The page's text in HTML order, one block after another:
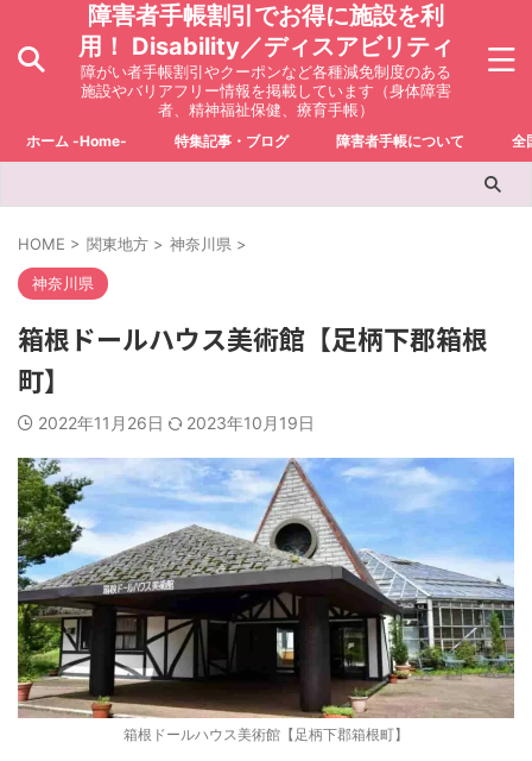
障害者手帳割引でお得に施設を利
用！ Disability／ディスアビリティ
障がい者手帳割引やクーポンなど各種減免制度のある
施設やバリアフリー情報を掲載しています（身体障害
者、精神福祉保健、療育手帳）
ホーム -Home- 特集記事・ブログ 障害者手帳について 全
HOME > 関東地方 > 神奈川県 >
神奈川県
箱根ドールハウス美術館【足柄下郡箱根
町】
2022年11月26日 2023年10月19日
箱根ドールハウス美術館【足柄下郡箱根町】